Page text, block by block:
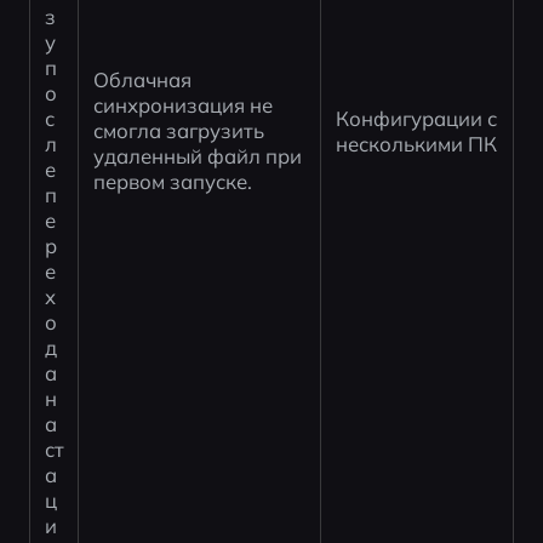
з
у
п
о
с
л
е
п
е
р
е
х
о
д
а
н
а
ст
а
ц
и
Облачная
синхронизация не
смогла загрузить
удаленный файл при
первом запуске.
Конфигурации с
несколькими ПК